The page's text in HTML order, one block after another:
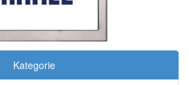
Kategorie